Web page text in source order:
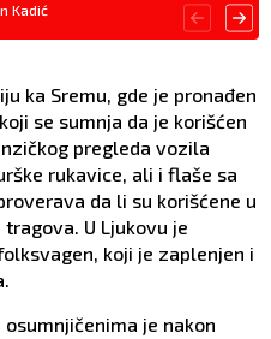
Kadić
ka Sremu, gde je pronađen
se sumnja da je korišćen
pregleda vozila
rukavice, ali i flaše sa
da li su korišćene u
U Ljukovu je
koji je zaplenjen i
je nakon